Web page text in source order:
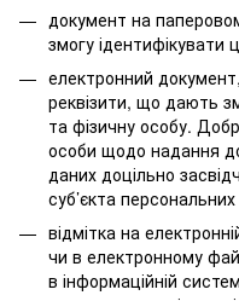
документ на
змогу ідентифікувати
електронний
реквізити, що дають
та фізичну особу.
особи щодо надання
даних доцільно
суб’єкта
відмітка на
чи в електронному
в інформаційній